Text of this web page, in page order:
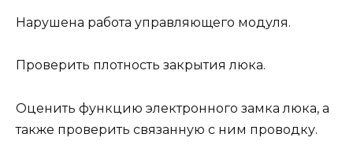
Нарушена работа управляющего модуля.
Проверить плотность закрытия люка.
Оценить функцию электронного замка люка, а
также проверить связанную с ним проводку.